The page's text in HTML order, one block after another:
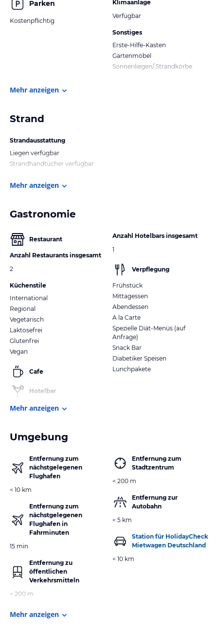
Parken
Kostenpflichtig
Klimaanlage
Verfügbar
Sonstiges
Erste-Hilfe-Kasten
Gartenmöbel
Sonnenliegen/ Strandkörbe
Mehr anzeigen
Strand
Strandausstattung
Liegen verfügbar
Strandhandtücher verfügbar
Mehr anzeigen
Gastronomie
Restaurant
Anzahl Restaurants insgesamt
2
Küchenstile
International
Regional
Vegetarisch
Laktosefrei
Glutenfrei
Vegan
Cafe
Hotelbar
Anzahl Hotelbars insgesamt
1
Verpflegung
Frühstück
Mittagessen
Abendessen
A la Carte
Spezielle Diät-Menüs (auf
Anfrage)
Snack Bar
Diabetiker Speisen
Lunchpakete
Mehr anzeigen
Umgebung
Entfernung zum
nächstgelegenen
Flughafen
< 10 km
Entfernung zum
nächstgelegenen
Flughafen in
Fahrminuten
15 min
Entfernung zu
öffentlichen
Verkehrsmitteln
< 200 m
Entfernung zum
Stadtzentrum
< 200 m
Entfernung zur
Autobahn
< 5 km
Station für HolidayCheck
Mietwagen Deutschland
< 10 km
Mehr anzeigen